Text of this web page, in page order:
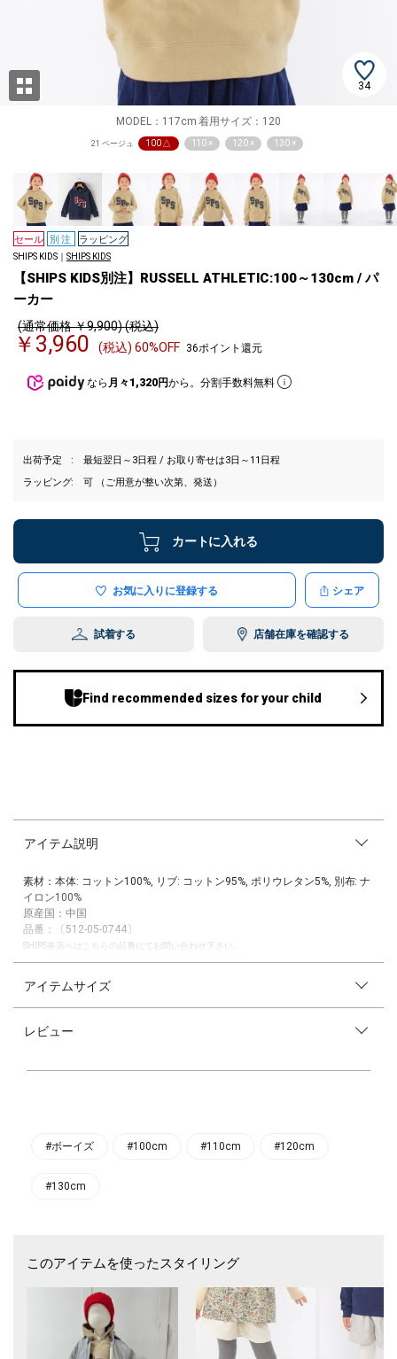
34
MODEL：117cm 着用サイズ：120
21 ベージュ 100 △ 110 × 120 × 130 ×
セール 別注 ラッピング
SHIPS KIDS｜ SHIPS KIDS
【SHIPS KIDS別注】RUSSELL ATHLETIC:100～130cm / パ
ーカー
(通常価格 ￥9,900) (税込)
￥3,960 (税込) 60%OFF 36ポイント還元
なら 月々1,320円から。分割手数料無料
出荷予定
最短翌日～3日程 / お取り寄せは3日～11日程
ラッピング
可 （ご用意が整い次第、発送）
カートに入れる
お気に入りに登録する シェア
試着する 店舗在庫を確認する
Find recommended sizes for your child
アイテム説明
素材：本体: コットン100%, リブ: コットン95%, ポリウレタン5%, 別布: ナ
イロン100%
原産国：中国
品番：〔512-05-0744〕
SHIPS各店へはこちらの品番にてお問い合わせ下さい。
TIC（ラッセル・アスレティック）にSHIPSKIDSが別注したスウェット。
懐かしく優しい風合いが魅力です。
春・秋・冬とロングシーズン着まわせる優秀アイテムです♪
【RUSSELL ATHLETIC】
1902年創業のファクトリーをルーツとし、メジャーリーグや一部のアメ
リカンフットボールチームのユニフォームを製造していたこともある、由
緒正しい老舗スポーツウエアブランドです。
アイテムサイズ
レビュー
#ボーイズ #100cm #110cm #120cm
#130cm
このアイテムを使ったスタイリング